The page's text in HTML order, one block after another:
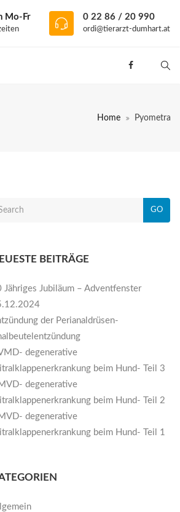
Mo-Fr 0 22 86 / 20 990
ordi@tierarzt-dumhart.at
Home Pyometra
GO
BEITRÄGE
Jähriges Jubiläum – Adventfenster
der Perianaldrüsen-
degenerative
beim Hund- Teil 3
degenerative
beim Hund- Teil 2
degenerative
beim Hund- Teil 1